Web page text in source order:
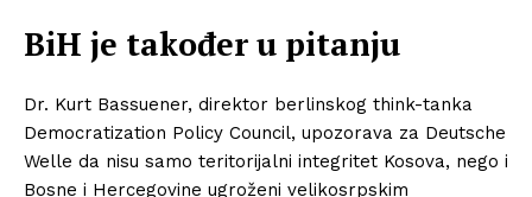
BiH je također u pitanju
Dr. Kurt Bassuener, direktor berlinskog think-tanka
Democratization Policy Council, upozorava za Deutsche
Welle da nisu samo teritorijalni integritet Kosova, nego i
Bosne i Hercegovine ugroženi velikosrpskim